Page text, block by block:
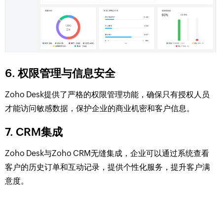
6. 权限管理与信息安全
Zoho Desk提供了严格的权限管理功能，确保只有授权人员
才能访问敏感数据，保护企业的商业机密和客户信息。
7. CRM集成
Zoho Desk与Zoho CRM无缝集成，企业可以通过系统查看
客户的历史订单和互动记录，提供个性化服务，提升客户满
意度。